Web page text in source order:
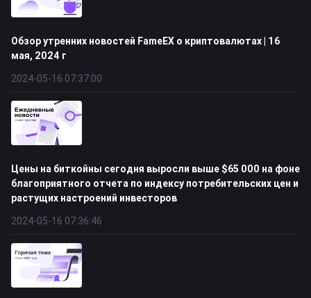
Обзор утренних новостей FameEX о криптовалютах | 16
мая, 2024 г
2024-05-16 07:37:00
Цены на биткойны сегодня выросли выше $65 000 на фоне
благоприятного отчета по индексу потребительских цен и
растущих настроений инвесторов
2024-05-16 07:36:46